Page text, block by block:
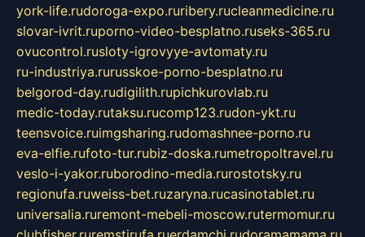
york-life.rudoroga-expo.ruribery.rucleanmedicine.ru
slovar-ivrit.ruporno-video-besplatno.ruseks-365.ru
ovucontrol.rusloty-igrovyye-avtomaty.ru
ru-industriya.rurusskoe-porno-besplatno.ru
belgorod-day.rudigilith.rupichkurovlab.ru
medic-today.rutaksu.rucomp123.rudon-ykt.ru
teensvoice.ruimgsharing.rudomashnee-porno.ru
eva-elfie.rufoto-tur.rubiz-doska.rumetropoltravel.ru
veslo-i-yakor.ruborodino-media.rurostotsky.ru
regionufa.ruweiss-bet.ruzaryna.rucasinotablet.ru
universalia.ruremont-mebeli-moscow.rutermomur.ru